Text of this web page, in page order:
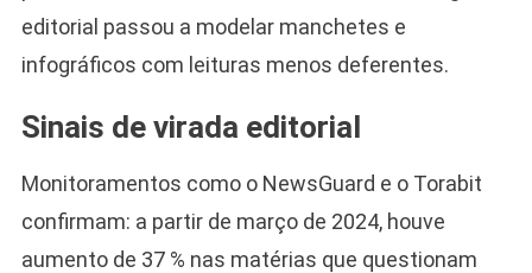
editorial passou a modelar manchetes e
infográficos com leituras menos deferentes.
Sinais de virada editorial
Monitoramentos como o NewsGuard e o Torabit
confirmam: a partir de março de 2024, houve
aumento de 37 % nas matérias que questionam